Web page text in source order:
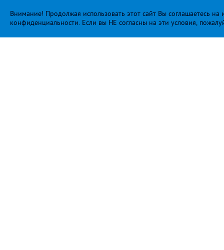
Внимание! Продолжая использовать этот сайт Вы соглашаетесь
конфиденциальности. Если вы НЕ согласны на эти условия,